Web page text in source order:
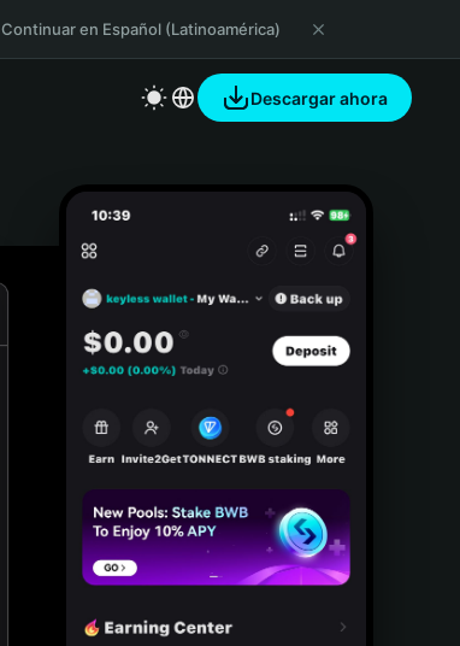
Continuar en Español (Latinoamérica)
Descargar ahora